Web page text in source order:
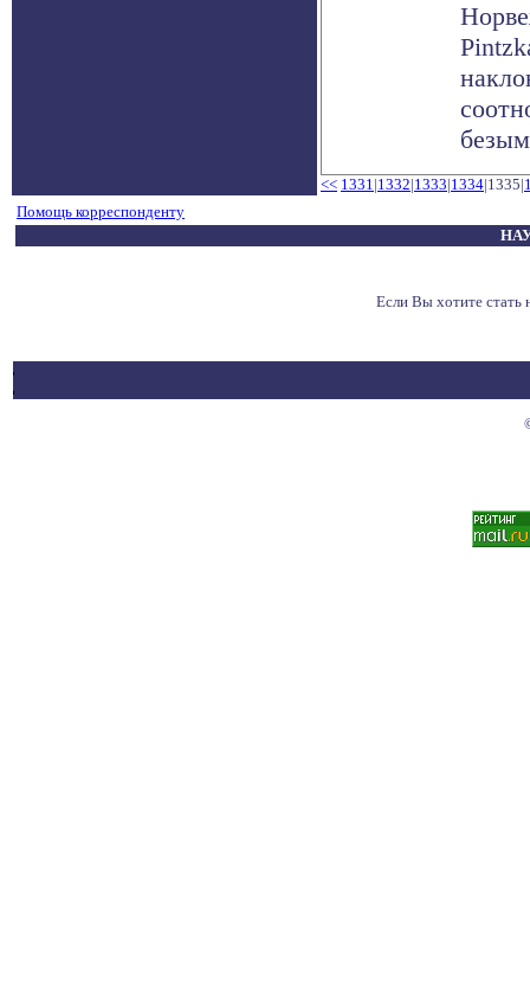
<< 1331|1332|1333|1334|1335|
Помощь корреспонденту
Если Вы хотите